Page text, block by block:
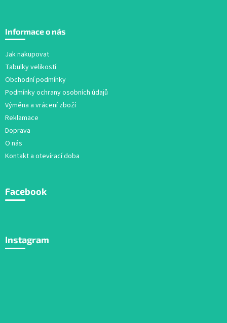
p
Informace o nás
Jak nakupovat
Tabulky velikostí
Obchodní podmínky
Podmínky ochrany osobních údajů
Výměna a vrácení zboží
Reklamace
Doprava
O nás
Kontakt a otevírací doba
Facebook
Instagram